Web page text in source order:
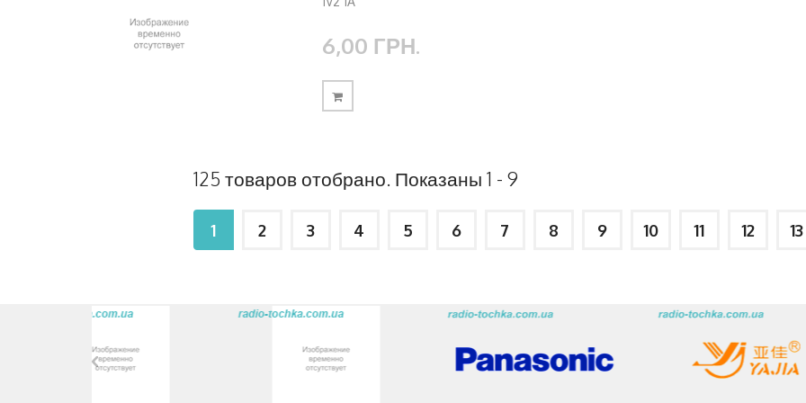
6,00 ГРН.
125 товаров отобрано. Показаны 1 - 9
1 2 3 4 5 6 7 8 9 10 11 12 13